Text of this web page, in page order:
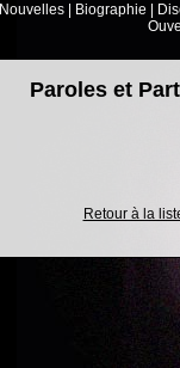
Nouvelles Biographie
Paroles et
Retour à la